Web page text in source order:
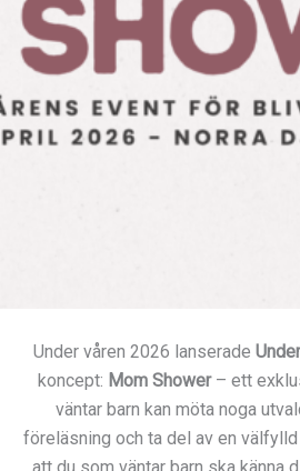
Under våren 2026 lanserade
koncept: Mom Shower– ett
väntar barn kan möta noga
föreläsning och ta del av en